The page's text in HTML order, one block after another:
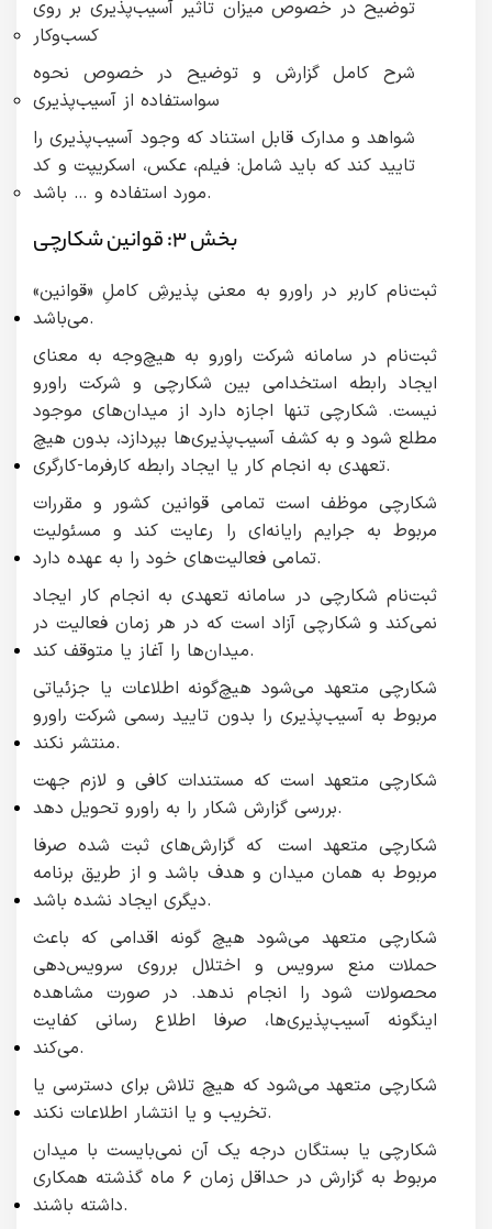
توضیح در خصوص میزان تاثیر آسیب‌پذیری بر روی
کسب‌وکار
شرح کامل گزارش و توضیح در خصوص نحوه‌
سواستفاده از آسیب‌پذیری
شواهد و مدارک قابل استناد که وجود آسیب‌پذیری را
تایید کند که باید شامل: فیلم، عکس، اسکریپت و کد
مورد استفاده و … باشد.
بخش ۳: قوانین شکارچی
ثبت‌نام کاربر در راورو به معنی پذیرشِ کاملِ «قوانین»
می‌باشد.
ثبت‌نام در سامانه شرکت راورو به هیچ‌وجه به معنای
ایجاد رابطه استخدامی بین شکارچی و شرکت راورو
نیست. شکارچی تنها اجازه دارد از میدان‌های موجود
مطلع شود و به کشف آسیب‌پذیری‌ها بپردازد، بدون هیچ
تعهدی به انجام کار یا ایجاد رابطه کارفرما-کارگری.
شکارچی موظف است تمامی قوانین کشور و مقررات
مربوط به جرایم رایانه‌ای را رعایت کند و مسئولیت
تمامی فعالیت‌های خود را به عهده دارد.
ثبت‌نام شکارچی در سامانه تعهدی به انجام کار ایجاد
نمی‌کند و شکارچی آزاد است که در هر زمان فعالیت در
میدان‌ها را آغاز یا متوقف کند.
شکارچی متعهد می‌شود هیچ‌گونه اطلاعات یا جزئیاتی
مربوط به آسیب‌پذیری‌ را بدون تایید رسمی شرکت راورو
منتشر نکند.
شکارچی متعهد است که مستندات کافی و لازم جهت
بررسی گزارش شکار را به راورو تحویل دهد.
شکارچی متعهد است که گزارش‌های ثبت شده صرفا
مربوط به همان میدان و هدف باشد و از طریق برنامه
دیگری ایجاد نشده باشد.
شکارچی متعهد می‌شود هیچ گونه اقدامی که باعث
حملات منع سرویس و اختلال برروی سرویس‌دهی
محصولات شود را انجام ندهد. در صورت مشاهده
اینگونه آسیب‌پذیری‌ها، صرفا اطلاع رسانی کفایت
می‌کند.
شکارچی متعهد می‌شود که هیچ تلاش برای دسترسی یا
تخریب و یا انتشار اطلاعات نکند.
شکارچی یا بستگان درجه یک آن نمی‌بایست با میدان
مربوط به گزارش در حداقل زمان ۶ ماه گذشته همکاری
داشته باشند.